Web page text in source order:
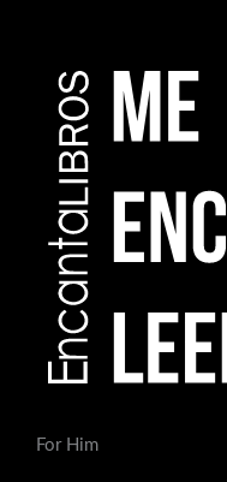
For Him